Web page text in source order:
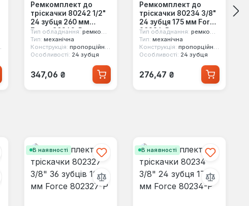
Ремкомплект до
тріскачки 80242 1/2"
24 зубця 260 мм
Force 80242-P
Тип обладнання: ремкомплект
Тип: механічна
Конструкція: пропорційний механізм
Особливості: 24 зубця
Звичайна ціна:
347,06 ₴
Ремкомплект до
тріскачки 80234 3/8"
24 зубця 175 мм Force
80234-P
Тип обладнання: ремкомплект
Тип: механічна
Конструкція: пропорційний механізм
Особливості: 24 зубця
Звичайна ціна:
276,47 ₴
В наявності В наявності